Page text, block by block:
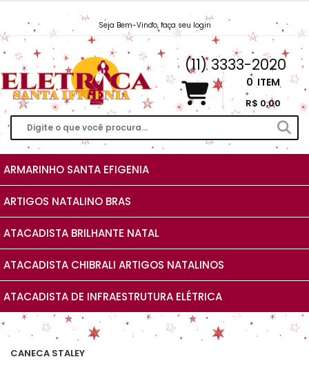
Seja Bem-Vindo, faça seu login
Vendas@EletricaSantaIfigenia.com.br
(11) 3333-2020
0 ITEM
R$ 0,00
ARMARINHO SANTA EFIGENIA
ARTIGOS NATALINO BRAS
ATACADISTA BRILHANTE NATAL
ATACADISTA CHIBRALI ARTIGOS NATALINOS
ATACADISTA DE INFRAESTRUTURA ELÉTRICA
CANECA STALEY